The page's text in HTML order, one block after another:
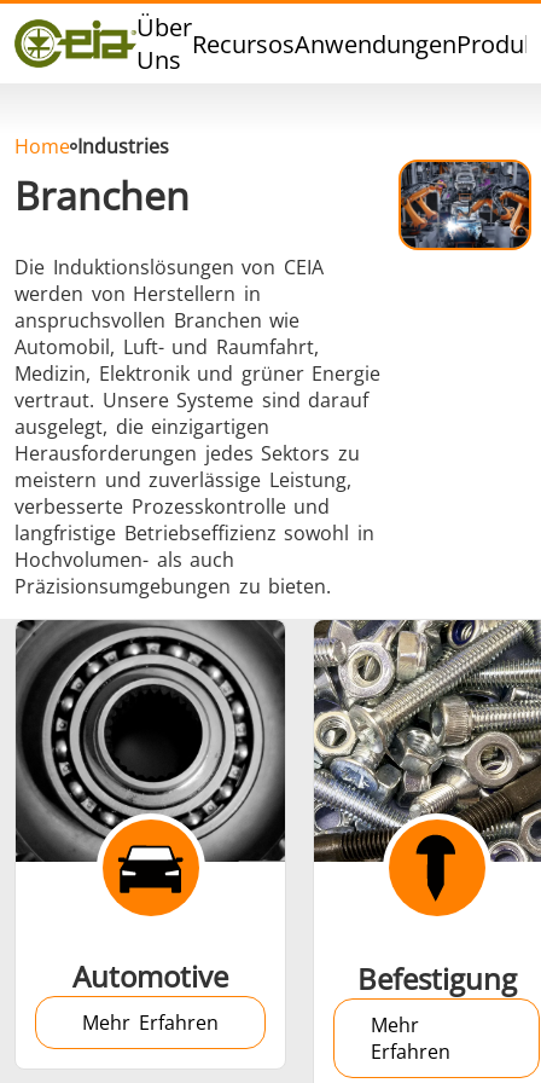
Über
Uns RecursosAnwendungen
Qualität
Veranstaltungen
Hartlöten
Aluminumlöten Verschlussversiegelung
Schrumpfverbindung
Generator mit
Controller
Home Industries
Branchen
Die Induktionslösungen von CEIA
werden von Herstellern in
anspruchsvollen Branchen wie
Automobil, Luft- und Raumfahrt,
Medizin, Elektronik und grüner Energie
vertraut. Unsere Systeme sind darauf
ausgelegt, die einzigartigen
Herausforderungen jedes Sektors zu
meistern und zuverlässige Leistung,
verbesserte Prozesskontrolle und
langfristige Betriebseffizienz sowohl in
Hochvolumen- als auch
Präzisionsumgebungen zu bieten.
Automotive
Mehr Erfahren
Befestigung
Mehr
Erfahren